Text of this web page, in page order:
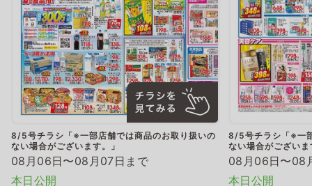
8/5号チラシ「※一部店舗では商品のお取り扱いの
ない場合がございます。」
08月06日〜08月07日まで
本日公開
8/5号チラシ「※一
ない場合がございま
08月06日〜08
本日公開